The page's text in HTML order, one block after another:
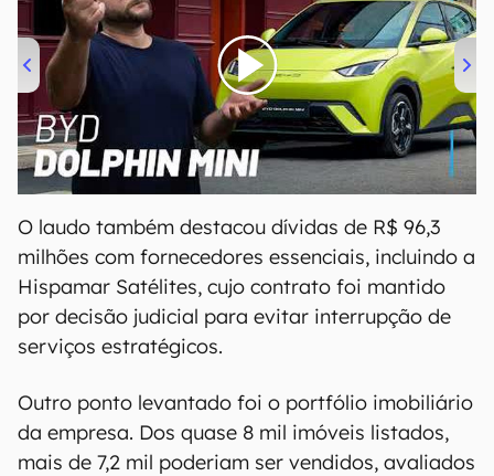
00:00/04:07
O laudo também destacou dívidas de R$ 96,3
milhões com fornecedores essenciais, incluindo a
Hispamar Satélites, cujo contrato foi mantido
por decisão judicial para evitar interrupção de
serviços estratégicos.
Outro ponto levantado foi o portfólio imobiliário
da empresa. Dos quase 8 mil imóveis listados,
mais de 7,2 mil poderiam ser vendidos, avaliados